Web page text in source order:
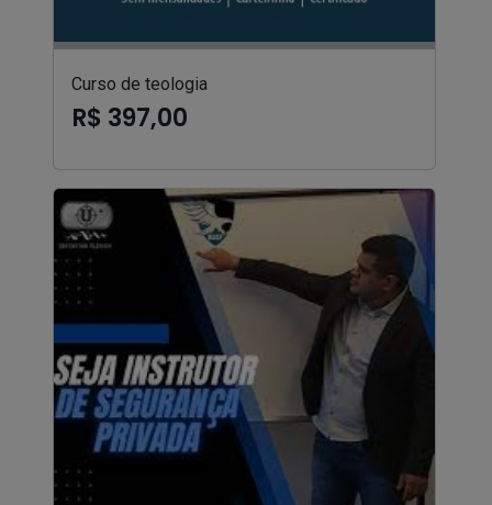
Curso de teologia
R$ 397,00